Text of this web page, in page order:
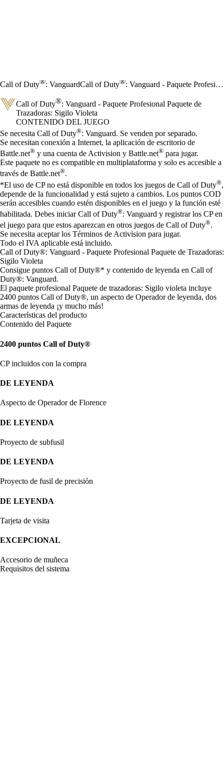
Call of Duty®: VanguardCall of Duty®: Vanguard - Paquete Profesional Paquete de Trazadoras: Sigilo Violeta
Call of Duty®: Vanguard - Paquete Profesional Paquete de
Trazadoras: Sigilo Violeta
CONTENIDO DEL JUEGO
Precio
Available actions
Se necesita Call of Duty®: Vanguard. Se venden por separado.
Se necesitan conexión a Internet, la aplicación de escritorio de
Battle.net® y una cuenta de Activision y Battle.net® para jugar.
Este paquete no es compatible en multiplataforma y solo es accesible a
través de Battle.net®.
*El uso de CP no está disponible en todos los juegos de Call of Duty®,
depende de la funcionalidad y está sujeto a cambios. Los puntos COD
serán accesibles cuando estén disponibles en el juego y la función esté
habilitada. Debes iniciar Call of Duty®: Vanguard y registrar los CP en
el juego para que estos aparezcan en otros juegos de Call of Duty®.
Se necesita aceptar los Términos de Activision para jugar.
Todo el IVA aplicable está incluido.
Call of Duty®: Vanguard - Paquete Profesional Paquete de Trazadoras:
Sigilo Violeta
Consigue puntos Call of Duty®* y contenido de leyenda en Call of
Duty®: Vanguard.
El paquete profesional Paquete de trazadoras: Sigilo violeta incluye
2400 puntos Call of Duty®, un aspecto de Operador de leyenda, dos
armas de leyenda ¡y mucho más!
Características del producto
Contenido del Paquete
2400 puntos Call of Duty®
CP incluidos con la compra
DE LEYENDA
Aspecto de Operador de Florence
DE LEYENDA
Proyecto de subfusil
DE LEYENDA
Proyecto de fusil de precisión
DE LEYENDA
Tarjeta de visita
EXCEPCIONAL
Accesorio de muñeca
Requisitos del sistema